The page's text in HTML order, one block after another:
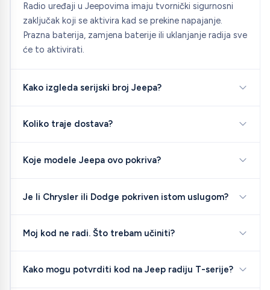
Radio uređaji u Jeepovima imaju tvornički sigurnosni
zaključak koji se aktivira kad se prekine napajanje.
Prazna baterija, zamjena baterije ili uklanjanje radija sve
će to aktivirati.
Kako izgleda serijski broj Jeepa?
Koliko traje dostava?
Koje modele Jeepa ovo pokriva?
Je li Chrysler ili Dodge pokriven istom uslugom?
Moj kod ne radi. Što trebam učiniti?
Kako mogu potvrditi kod na Jeep radiju T-serije?